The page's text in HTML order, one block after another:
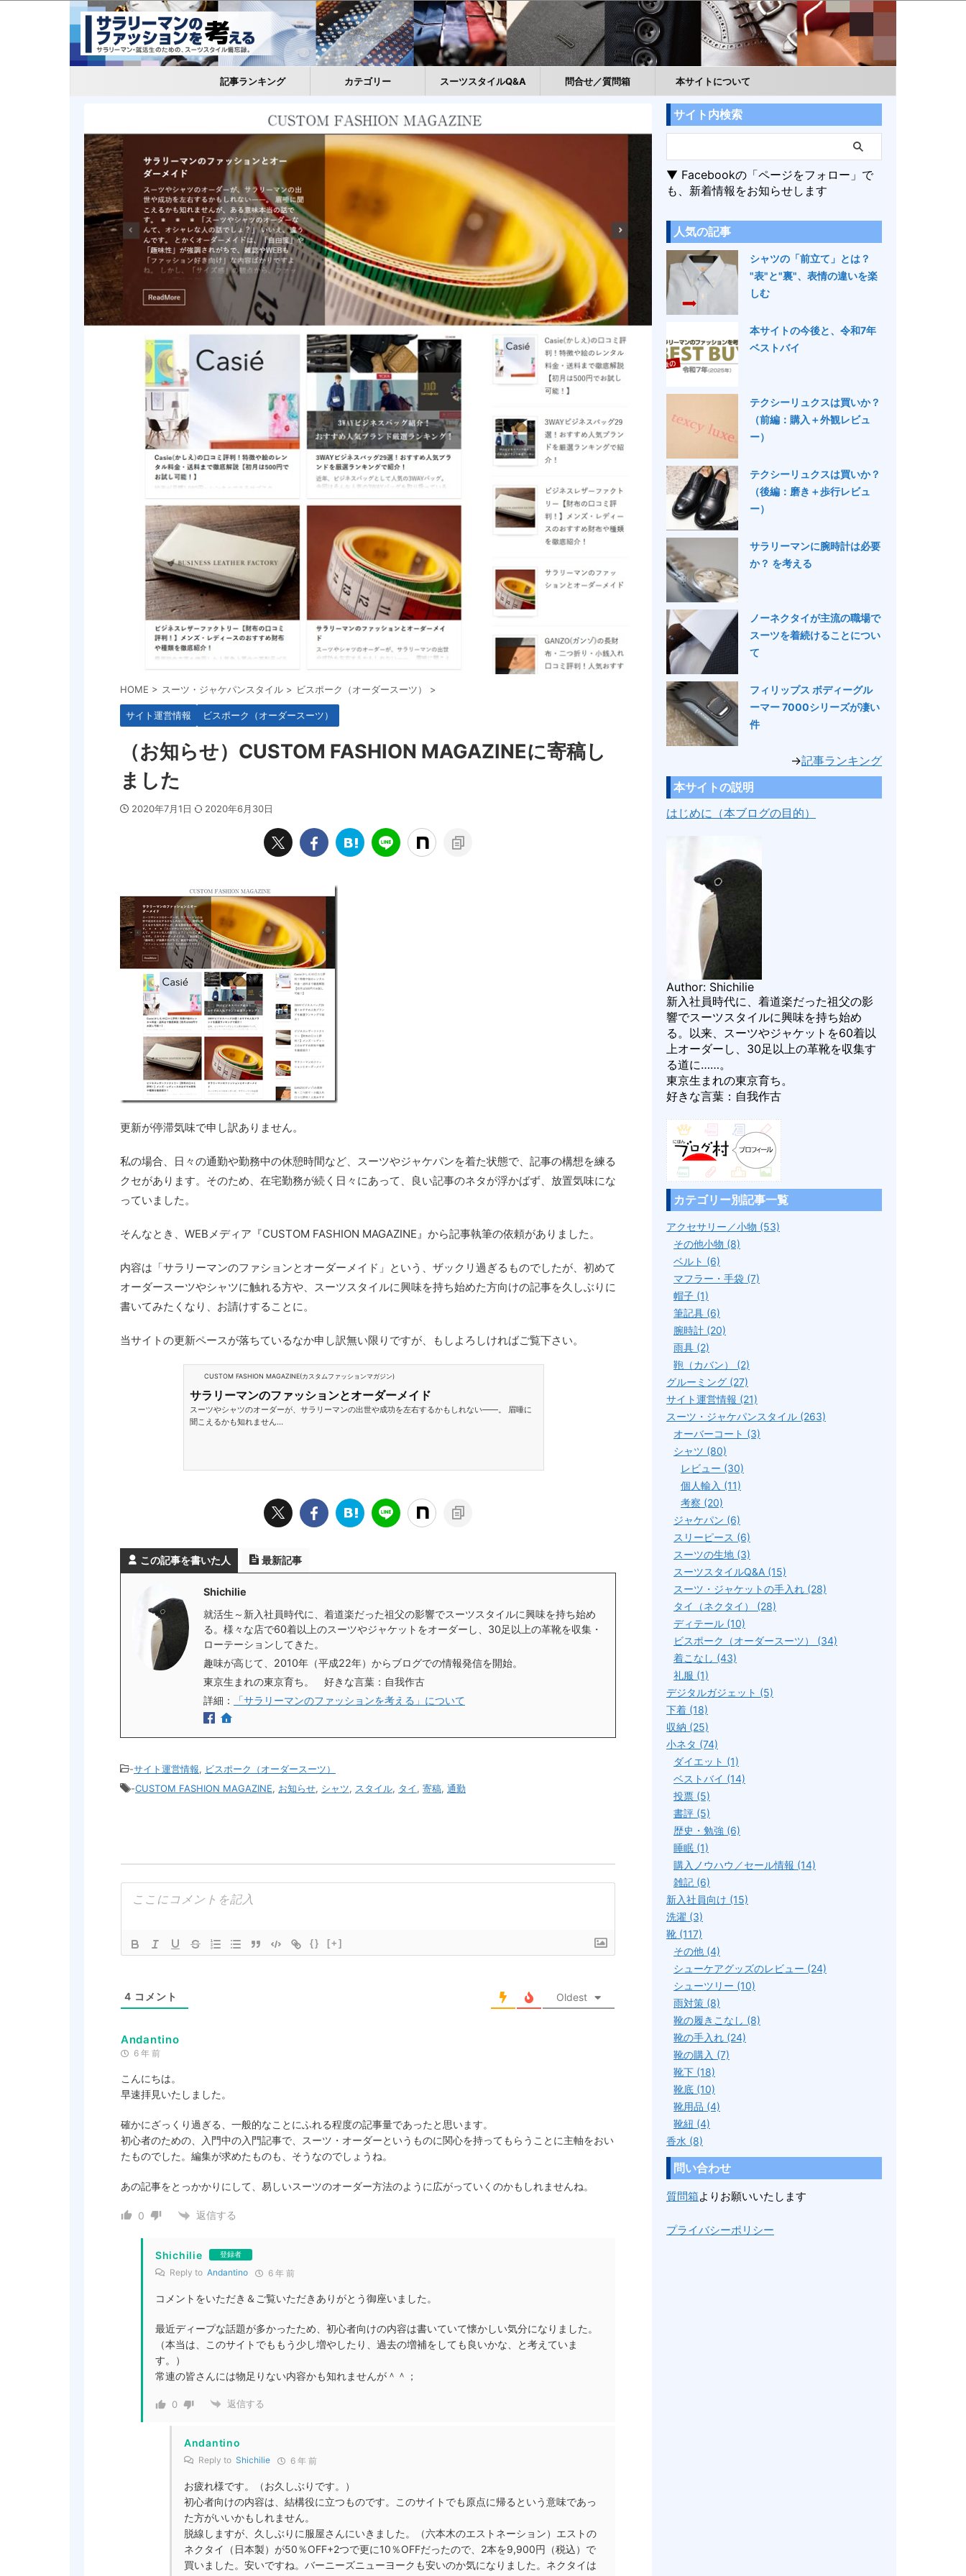
記事ランキング カテゴリー スーツスタイルQ&A 問合せ／質問箱 本サイトについて
HOME > スーツ・ジャケパンスタイル > ビスポーク（オーダースーツ） >
サイト運営情報 ビスポーク（オーダースーツ）
（お知らせ）CUSTOM FASHION MAGAZINEに寄稿し
ました
2020年7月1日 2020年6月30日
更新が停滞気味で申し訳ありません。
私の場合、日々の通勤や勤務中の休憩時間など、スーツやジャケパンを着た状態で、記事の構想を練る
クセがあります。そのため、在宅勤務が続く日々にあって、良い記事のネタが浮かばず、放置気味にな
っていました。
そんなとき、WEBメディア『CUSTOM FASHION MAGAZINE』から記事執筆の依頼がありました。
内容は「サラリーマンのファションとオーダーメイド」という、ザックリ過ぎるものでしたが、初めて
オーダースーツやシャツに触れる方や、スーツスタイルに興味を持ち始めた方向けの記事を久しぶりに
書いてみたくなり、お請けすることに。
当サイトの更新ペースが落ちているなか申し訳無い限りですが、もしよろしければご覧下さい。
CUSTOM FASHION MAGAZINE(カスタムファッションマガジン)
サラリーマンのファッションとオーダーメイド
スーツやシャツのオーダーが、サラリーマンの出世や成功を左右するかもしれない――。 眉唾に
聞こえるかも知れません…
この記事を書いた人 最新記事
Shichilie
就活生～新入社員時代に、着道楽だった祖父の影響でスーツスタイルに興味を持ち始め
る。様々な店で60着以上のスーツやジャケットをオーダーし、30足以上の革靴を収集・
ローテーションしてきた。
趣味が高じて、2010年（平成22年）からブログでの情報発信を開始。
東京生まれの東京育ち。 好きな言葉：自我作古
詳細：
「サラリーマンのファッションを考える」について
-サイト運営情報, ビスポーク（オーダースーツ）
-CUSTOM FASHION MAGAZINE, お知らせ, シャツ, スタイル, タイ, 寄稿, 通勤
{} [+]
4 コメント Oldest
Andantino
6 年 前
こんにちは。
早速拝見いたしました。
確かにざっくり過ぎる、一般的なことにふれる程度の記事量であったと思います。
初心者のための、入門中の入門記事で、スーツ・オーダーというものに関心を持ってもらうことに主軸をおい
たものでした。編集が求めたものも、そうなのでしょうね。
あの記事をとっかかりにして、易しいスーツのオーダー方法のように広がっていくのかもしれませんね。
0 返信する
Shichilie 登録者
Reply to Andantino 6 年 前
コメントをいただき＆ご覧いただきありがとう御座いました。
最近ディープな話題が多かったため、初心者向けの内容は書いていて懐かしい気分になりました。
（本当は、このサイトでももう少し増やしたり、過去の増補をしても良いかな、と考えていま
す。）
常連の皆さんには物足りない内容かも知れませんが＾＾；
0 返信する
Andantino
Reply to Shichilie 6 年 前
お疲れ様です。（お久しぶりです。）
初心者向けの内容は、結構役に立つものです。このサイトでも原点に帰るという意味であっ
た方がいいかもしれません。
脱線しますが、久しぶりに服屋さんにいきました。（六本木のエストネーション）エストの
ネクタイ（日本製）が50％OFF+2つで更に10％OFFだったので、2本を9,900円（税込）で
買いました。安いですね。バーニーズニューヨークも安いのか気になりました。ネクタイは
サイト内検索
▼ Facebookの「ページをフォロー」で
も、新着情報をお知らせします
人気の記事
シャツの「前立て」とは？
"表"と"裏"、表情の違いを楽
しむ
本サイトの今後と、令和7年
ベストバイ
テクシーリュクスは買いか？
（前編：購入＋外観レビュ
ー）
テクシーリュクスは買いか？
（後編：磨き＋歩行レビュ
ー）
サラリーマンに腕時計は必要
か？ を考える
ノーネクタイが主流の職場で
スーツを着続けることについ
て
フィリップス ボディーグル
ーマー 7000シリーズが凄い
件
→記事ランキング
本サイトの説明
はじめに（本ブログの目的）
Author: Shichilie
新入社員時代に、着道楽だった祖父の影
響でスーツスタイルに興味を持ち始め
る。以来、スーツやジャケットを60着以
上オーダーし、30足以上の革靴を収集す
る道に……。
東京生まれの東京育ち。
好きな言葉：自我作古
カテゴリー別記事一覧
アクセサリー／小物 (53)
その他小物 (8)
ベルト (6)
マフラー・手袋 (7)
帽子 (1)
筆記具 (6)
腕時計 (20)
雨具 (2)
鞄（カバン） (2)
グルーミング (27)
サイト運営情報 (21)
スーツ・ジャケパンスタイル (263)
オーバーコート (3)
シャツ (80)
レビュー (30)
個人輸入 (11)
考察 (20)
ジャケパン (6)
スリーピース (6)
スーツの生地 (3)
スーツスタイルQ&A (15)
スーツ・ジャケットの手入れ (28)
タイ（ネクタイ） (28)
ディテール (10)
ビスポーク（オーダースーツ） (34)
着こなし (43)
礼服 (1)
デジタルガジェット (5)
下着 (18)
収納 (25)
小ネタ (74)
ダイエット (1)
ベストバイ (14)
投票 (5)
書評 (5)
歴史・勉強 (6)
睡眠 (1)
購入ノウハウ／セール情報 (14)
雑記 (6)
新入社員向け (15)
洗濯 (3)
靴 (117)
その他 (4)
シューケアグッズのレビュー (24)
シューツリー (10)
雨対策 (8)
靴の履きこなし (8)
靴の手入れ (24)
靴の購入 (7)
靴下 (18)
靴底 (10)
靴用品 (4)
靴紐 (4)
香水 (8)
問い合わせ
質問箱よりお願いいたします
プライバシーポリシー